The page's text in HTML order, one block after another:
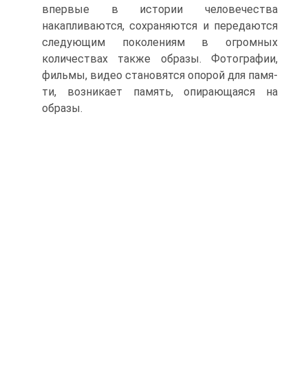
впервые в истории человечества
накапливаются, сохраняются и передаются
следующим поколениям в огромных
количествах так­же образы. Фотографии,
фильмы, видео становятся опорой для памя­
ти, возникает память, опирающаяся на
образы.